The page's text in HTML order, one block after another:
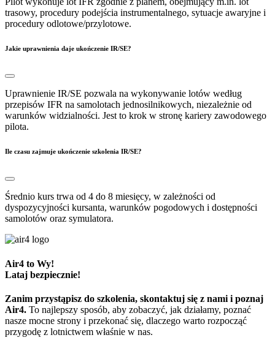
trasowy, procedury podejścia instrumentalnego, sytuacje awaryjne i
procedury odlotowe/przylotowe.
Jakie uprawnienia daje ukończenie IR/SE?
Uprawnienie IR/SE pozwala na wykonywanie lotów według
przepisów IFR na samolotach jednosilnikowych, niezależnie od
warunków widzialności. Jest to krok w stronę kariery zawodowego
pilota.
Ile czasu zajmuje ukończenie szkolenia IR/SE?
Średnio kurs trwa od 4 do 8 miesięcy, w zależności od
dyspozycyjności kursanta, warunków pogodowych i dostępności
samolotów oraz symulatora.
Air4 to Wy!
Lataj bezpiecznie!
Zanim przystąpisz do szkolenia, skontaktuj się z nami i poznaj
Air4. To najlepszy sposób, aby zobaczyć, jak działamy, poznać
nasze mocne strony i przekonać się, dlaczego warto rozpocząć
przygodę z lotnictwem właśnie w nas.